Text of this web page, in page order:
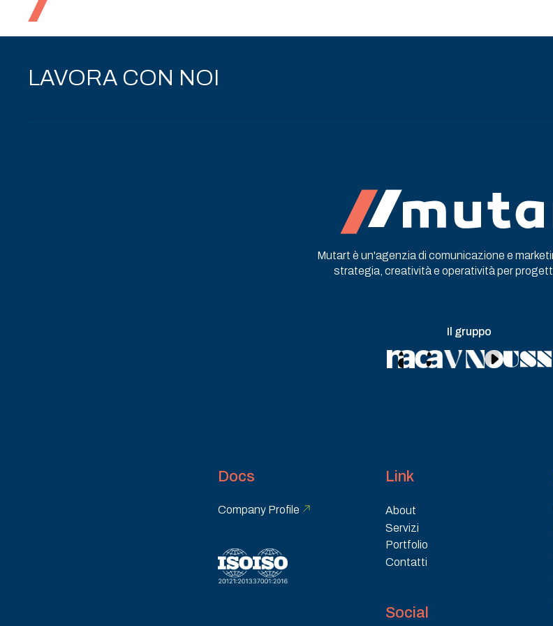
Agenzia di Comunicazione per marketing Turistico
LAVORA CON NOI
Mutart è un'agenzia di comunicazione e
strategia, creatività e operatività per
Il gruppo
Docs
Company Profile
Link
About
Servizi
Portfolio
Contatti
Social